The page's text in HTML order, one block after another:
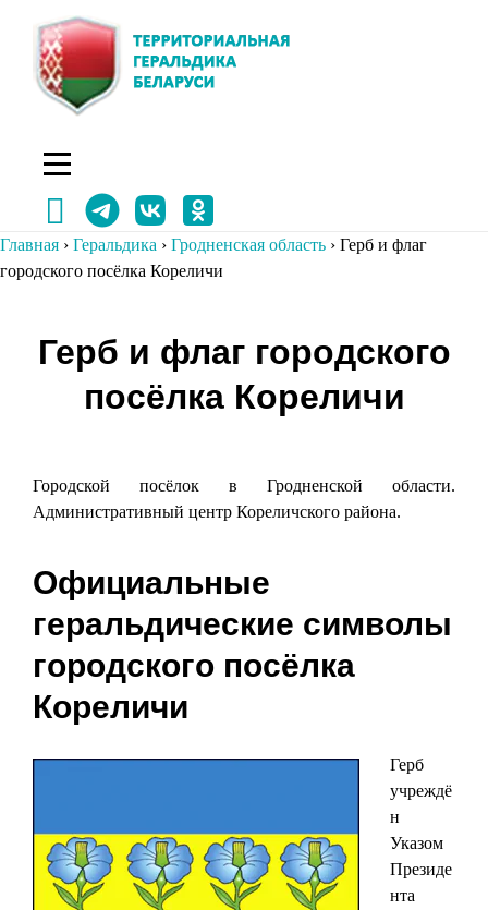
содержимому
Главная › Геральдика › Гродненская область › Герб и флаг
городского посёлка Кореличи
Герб и флаг городского
посёлка Кореличи
Городской посёлок в Гродненской области.
Административный центр Кореличского района.
Официальные
геральдические символы
городского посёлка
Кореличи
Герб
учреждё
н
Указом
Президе
нта
Навигация